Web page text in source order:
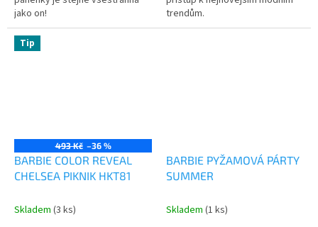
jako on!
trendům.
Tip
493 Kč –36 %
BARBIE COLOR REVEAL
CHELSEA PIKNIK HKT81
Skladem (3 ks)
BARBIE PYŽAMOVÁ PÁRTY
SUMMER
Skladem (1 ks)